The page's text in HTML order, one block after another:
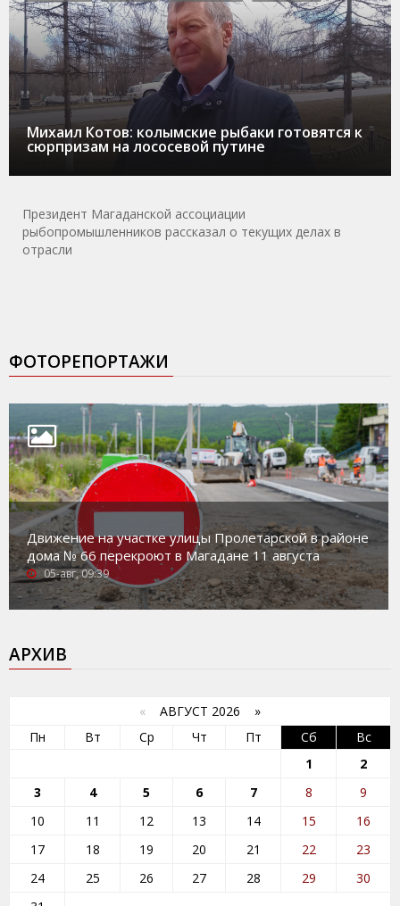
Михаил Котов: колымские рыбаки готовятся к
сюрпризам на лососевой путине
Президент Магаданской ассоциации
рыбопромышленников рассказал о текущих делах в
отрасли
ФОТОРЕПОРТАЖИ
Движение на участке улицы Пролетарской в районе
дома № 66 перекроют в Магадане 11 августа
05-авг, 09:39
АРХИВ
« АВГУСТ 2026 »
Пн
Вт Ср Чт Пт Сб
Вс
1
2
3
4 5 6 7 8
9
10
11 12 13 14 15
16
17
18 19 20 21 22
23
24
25 26 27 28 29
30